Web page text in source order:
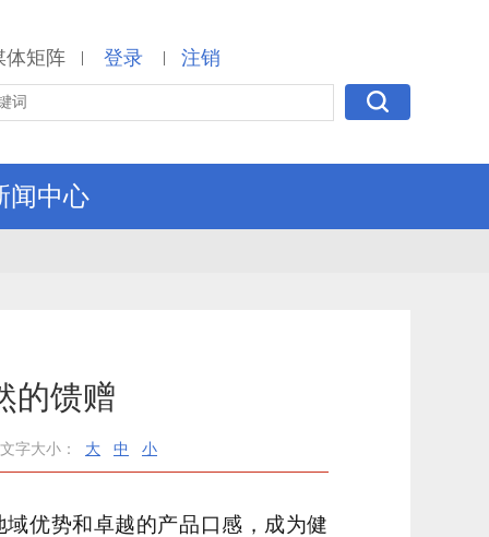
体矩阵 | 登录 | 注销
闻中心
的馈赠
文字大小： 大 中 小
优势和卓越的产品口感，成为健